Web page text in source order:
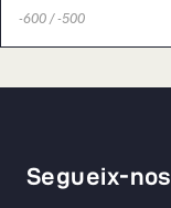
-600 / -500
Segueix-nos